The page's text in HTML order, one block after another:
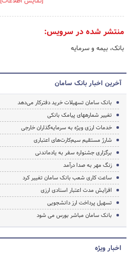
منتشر شده در سرویس:
بانک، بیمه و سرمایه
آخرین اخبار بانک سامان
بانک سامان تسهیلات خرید دفترکار می‌دهد
تغییر شماره‎های پیامک‌ بانکی
خدمات ارزی ویژه به سرمایه‌گذاران خارجی
شارژ مستقیم سیم‌کارت‌های اعتباری
برگزاری جشنواره سفر به یادماندنی
زنگ مهر به صدا درآمد
ساعت کاری شعب بانک سامان تغییر کرد
افزایش مدت اعتبار اسنادی ارزی
تسهیل پرداخت ارز دانشجویی
بانک سامان مباشر بورس می شود
اخبار ویژه